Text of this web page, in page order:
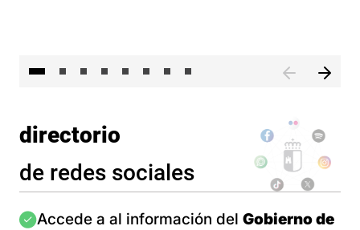
directorio
de redes sociales
Imagen
Accede a al información del Gobierno de